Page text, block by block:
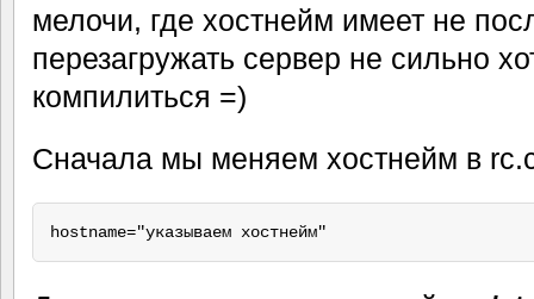
мелочи, где хостнейм имеет не
перезагружать сервер не сильно
компилиться =)
Сначала мы меняем хостнейм в